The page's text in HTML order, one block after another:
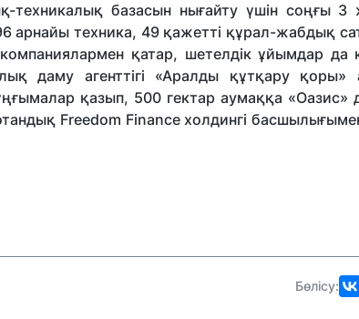
техникалық базасын нығайту үшін соңғы
арнайы техника, 49 қажетті құрал-жабдық
қатар, шетелдік ұйымдар да
даму агенттігі «Аралды құтқару қоры»
қазып, 500 гектар аумаққа
Freedom Finance холдингі басшылығымен
Бөлісу: